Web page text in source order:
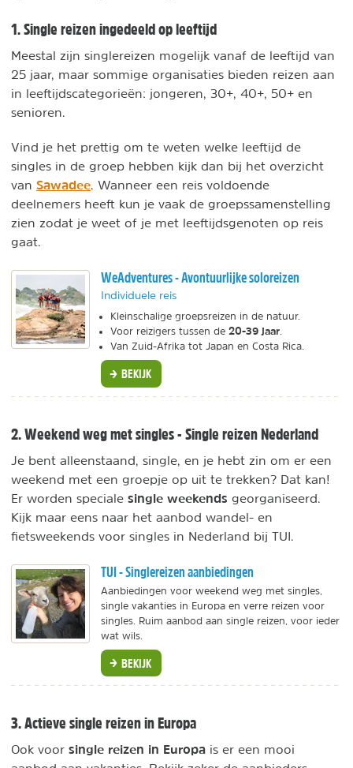
1. Single reizen ingedeeld op leeftijd
Meestal zijn singlereizen mogelijk vanaf de leeftijd van
25 jaar, maar sommige organisaties bieden reizen aan
in leeftijdscategorieën: jongeren, 30+, 40+, 50+ en
senioren.
Vind je het prettig om te weten welke leeftijd de
singles in de groep hebben kijk dan bij het overzicht
van Sawadee. Wanneer een reis voldoende
deelnemers heeft kun je vaak de groepssamenstelling
zien zodat je weet of je met leeftijdsgenoten op reis
gaat.
WeAdventures - Avontuurlijke soloreizen
Individuele reis
Kleinschalige groepsreizen in de natuur.
Voor reizigers tussen de 20-39 jaar
Van Zuid-Afrika tot Japan en Costa Rica.
BEKIJK
2. Weekend weg met singles - Single reizen Nederland
Je bent alleenstaand, single, en je hebt zin om er een
weekend met een groepje op uit te trekken? Dat kan!
Er worden speciale single weekends georganiseerd.
Kijk maar eens naar het aanbod wandel- en
fietsweekends voor singles in Nederland bij TUI.
TUI - Singlereizen aanbiedingen
Aanbiedingen voor weekend weg met singles,
single vakanties in Europa en verre reizen voor
singles. Ruim aanbod aan single reizen, voor ieder
wat wils.
BEKIJK
3. Actieve single reizen in Europa
Ook voor single reizen in Europa is er een mooi